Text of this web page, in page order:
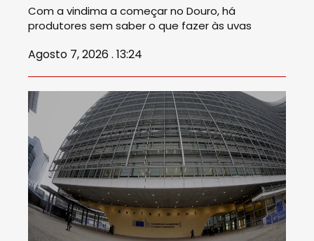
Com a vindima a começar no Douro, há
produtores sem saber o que fazer às uvas
Agosto 7, 2026 . 13:24